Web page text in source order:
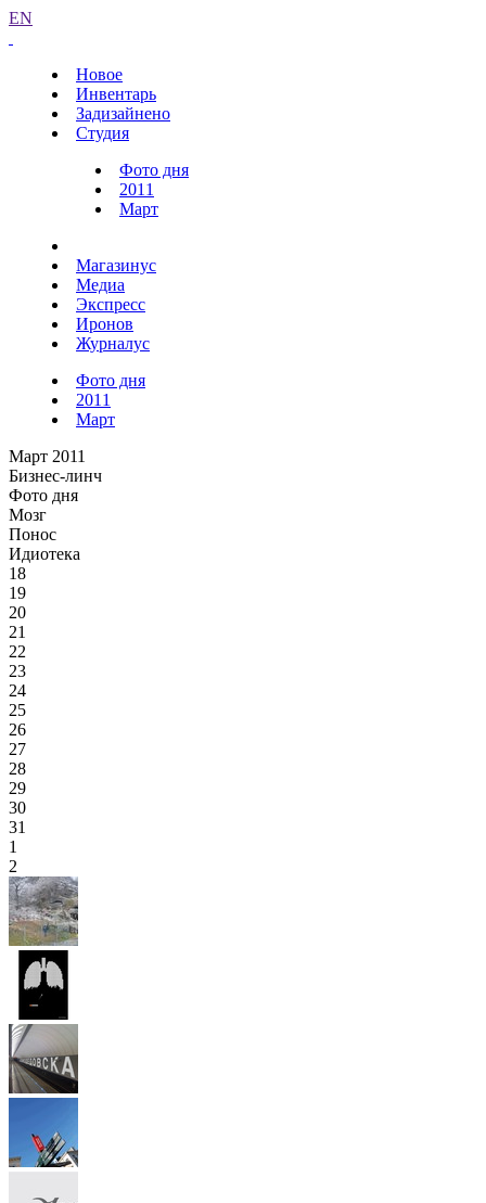
EN
Новое
Инвентарь
Задизайнено
Студия
Фото дня
2011
Март
Магазинус
Медиа
Экспресс
Иронов
Журналус
Фото дня
2011
Март
Март 2011
Бизнес-линч
Фото дня
Мозг
Понос
Идиотека
18
19
20
21
22
23
24
25
26
27
28
29
30
31
1
2